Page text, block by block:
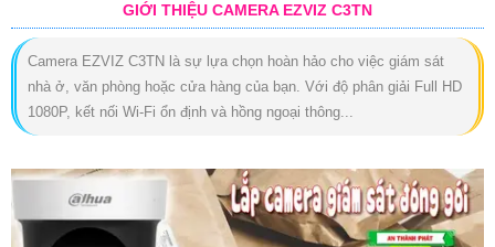
GIỚI THIỆU CAMERA EZVIZ C3TN
Camera EZVIZ C3TN là sự lựa chọn hoàn hảo cho việc giám sát
nhà ở, văn phòng hoặc cửa hàng của bạn. Với độ phân giải Full HD
1080P, kết nối Wi-Fi ổn định và hồng ngoại thông...